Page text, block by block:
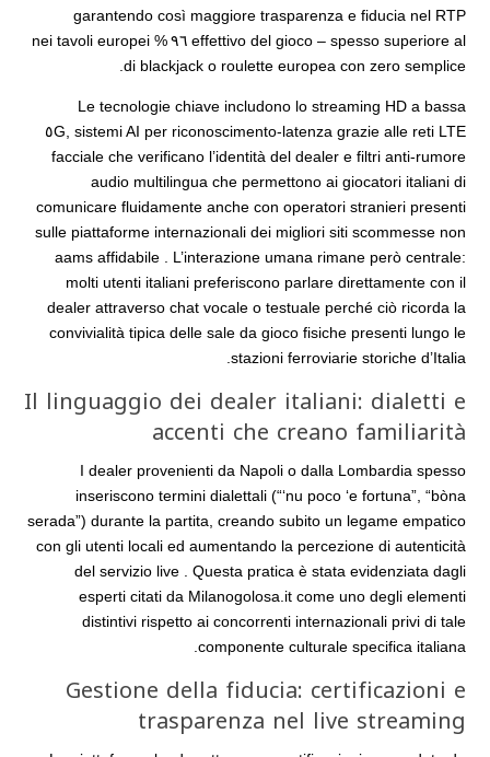
garantendo così maggiore trasparenza e fiducia nel RTP
effettivo del gioco – spesso superiore al ٩٦ % nei tavoli europei
di blackjack o roulette europea con zero semplice​.
Le tecnologie chiave includono lo streaming HD a bassa
latenza grazie alle reti LTE‑٥G, sistemi AI per riconoscimento
facciale che verificano l’identità del dealer e filtri anti‑rumore
audio multilingua che permettono ai giocatori italiani di
comunicare fluidamente anche con operatori stranieri presenti
sulle piattaforme internazionali dei migliori siti scommesse non
aams affidabile . L’interazione umana rimane però centrale:
molti utenti italiani preferiscono parlare direttamente con il
dealer attraverso chat vocale o testuale perché ciò ricorda la
convivialità tipica delle sale da gioco fisiche presenti lungo le
stazioni ferroviarie storiche d’Italia.
Il linguaggio dei dealer italiani: dialetti e
accenti che creano familiarità
I dealer provenienti da Napoli o dalla Lombardia spesso
inseriscono termini dialettali (“‘nu poco ‘e fortuna”, “bòna
serada”) durante la partita, creando subito un legame empatico
con gli utenti locali ed aumentando la percezione di autenticità
del servizio live . Questa pratica è stata evidenziata dagli
esperti citati da Milanogolosa.it come uno degli elementi
distintivi rispetto ai concorrenti internazionali privi di tale
componente culturale specifica italiana.
Gestione della fiducia: certificazioni e
trasparenza nel live streaming